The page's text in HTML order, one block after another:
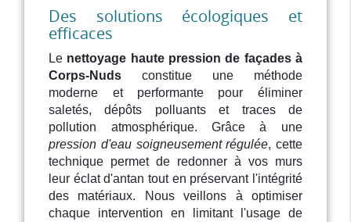
Des solutions écologiques et
efficaces
Le nettoyage haute pression de façades à
Corps-Nuds constitue une méthode
moderne et performante pour éliminer
saletés, dépôts polluants et traces de
pollution atmosphérique. Grâce à une
pression d'eau soigneusement régulée, cette
technique permet de redonner à vos murs
leur éclat d'antan tout en préservant l'intégrité
des matériaux. Nous veillons à optimiser
chaque intervention en limitant l'usage de